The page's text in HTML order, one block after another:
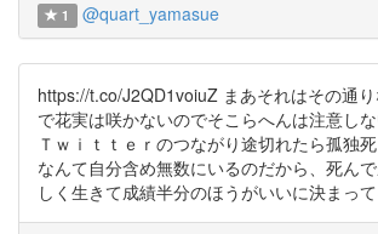
1 @quart_yamasue
https://t.co/J2QD1voiuZ まあそれはその通
で花実は咲かないのでそこらへんは注意しな
Ｔｗｉｔｔｅｒのつながり途切れたら孤独
なんて自分含め無数にいるのだから、死ん
しく生きて成績半分のほうがいいに決まって